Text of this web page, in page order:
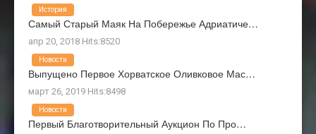
Самый Старый Маяк На Побережье Адриатиче…
апр 20, 2018 Hits:8520
История
Выпущено Первое Хорватское Оливковое Мас…
март 26, 2019 Hits:8498
Новости
Первый Благотворительный Аукцион По Про…
Новости